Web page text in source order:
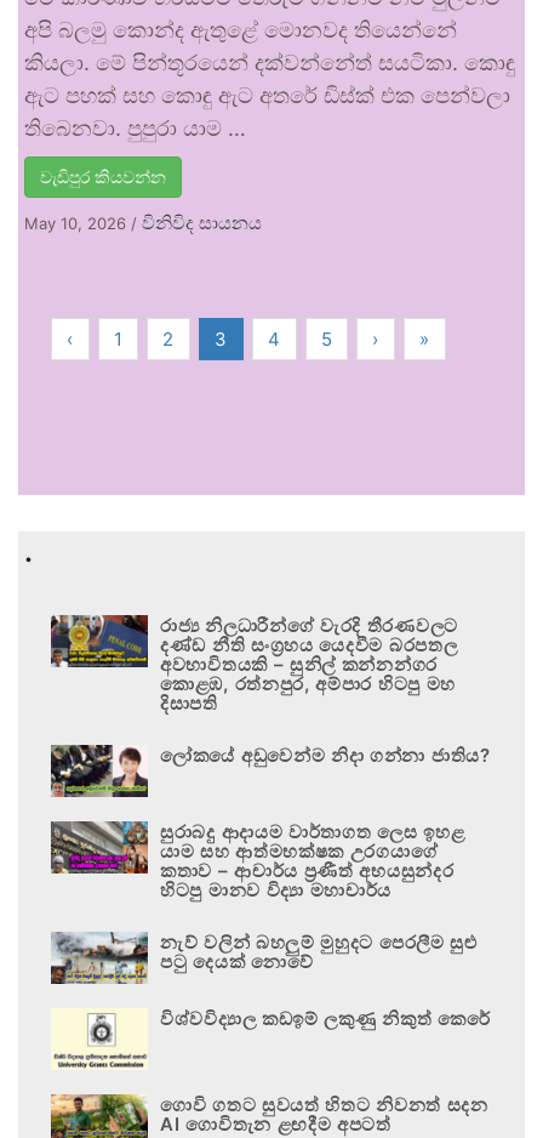
අපි බලමු කොන්ද ඇතුළේ මොනවද තියෙන්නේ
කියලා. මේ පින්තූරයෙන් දක්වන්නේත් සයටිකා. කොඳු
ඇට පහක් සහ කොඳු ඇට අතරේ ඩිස්ක් එක පෙන්වලා
තිබෙනවා. පුපුරා යාම …
වැඩිපුර කියවන්න
May 10, 2026 / විනිවිද සායනය
‹ 1 2 3 4 5 › »
.
රාජ්‍ය නිලධාරීන්ගේ වැරදි තීරණවලට
දණ්ඩ නීති සංග්‍රහය යෙදවීම බරපතල
අවභාවිතයකි – සුනිල් කන්නන්ගර
කොළඹ, රත්නපුර, අම්පාර හිටපු මහ
දිසාපති
ලෝකයේ අඩුවෙන්ම නිදා ගන්නා ජාතිය?
සුරාබදු ආදායම වාර්තාගත ලෙස ඉහළ
යාම සහ ආත්මභක්ෂක උරගයාගේ
කතාව – ආචාර්ය ප්‍රණීත් අභයසුන්දර
හිටපු මානව විද්‍යා මහාචාර්ය
නැව් වලින් බහලුම් මුහුදට පෙරලීම සුළු
පටු දෙයක් නොවේ
විශ්වවිද්‍යාල කඩඉම් ලකුණු නිකුත් කෙරේ
ගොවි ගතට සුවයත් හිතට නිවනත් සදන
AI ගොවිතැන ළඟදීම අපටත්